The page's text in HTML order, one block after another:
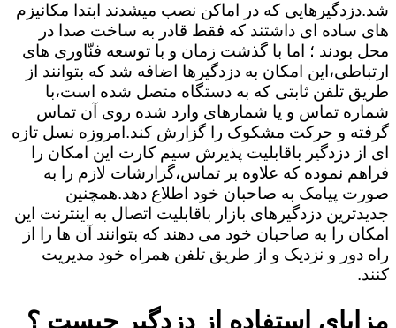
شد.دزدگیرهایی که در اماکن نصب میشدند ابتدا مکانیزم
های ساده ای داشتند که فقط قادر به ساخت صدا در
محل بودند ؛ اما با گذشت زمان و با توسعه فنّاوری های
ارتباطی،این امکان به دزدگیرها اضافه شد که بتوانند از
طریق تلفن ثابتی که به دستگاه متصل شده است،با
شماره تماس و یا شمارهای وارد شده روی آن تماس
گرفته و حرکت مشکوک را گزارش کند.امروزه نسل تازه
ای از دزدگیر باقابلیت پذیرش سیم کارت این امکان را
فراهم نموده که علاوه بر تماس،گزارشات لازم را به
صورت پیامک به صاحبان خود اطلاع دهد.همچنین
جدیدترین دزدگیرهای بازار باقابلیت اتصال به اینترنت این
امکان را به صاحبان خود می دهند که بتوانند آن ها را از
راه دور و نزدیک و از طریق تلفن همراه خود مدیریت
کنند.
مزایای استفاده از دزدگیر چیست ؟